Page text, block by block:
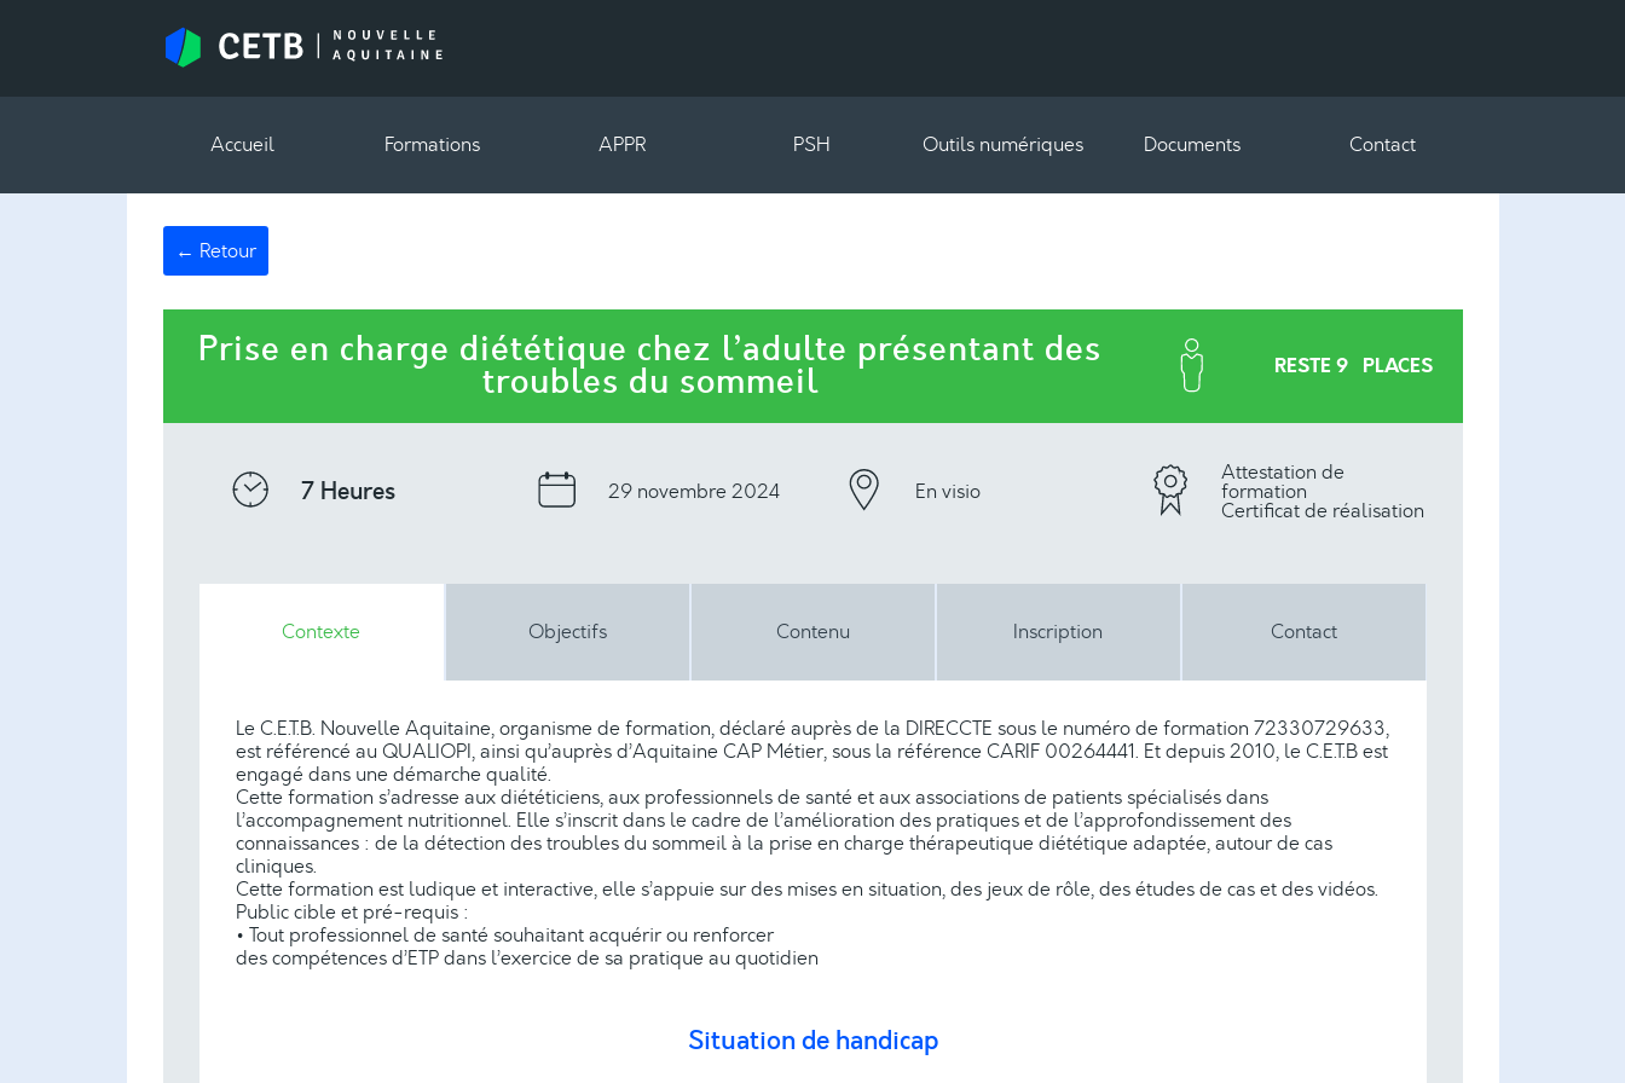
Accueil Formations APPR PSH Outils numériques Documents Contact
← Retour
Prise en charge diététique chez l’adulte présentant des
troubles du sommeil RESTE 9 PLACES
7 Heures 29 novembre 2024 En visio
Attestation de
formation
Certificat de réalisation
Contexte Objectifs Contenu Inscription Contact
Le C.E.T.B. Nouvelle Aquitaine, organisme de formation, déclaré auprès de la DIRECCTE sous le numéro de formation 72330729633,
est référencé au QUALIOPI, ainsi qu’auprès d’Aquitaine CAP Métier, sous la référence CARIF 00264441. Et depuis 2010, le C.E.T.B est
engagé dans une démarche qualité.
Cette formation s’adresse aux diététiciens, aux professionnels de santé et aux associations de patients spécialisés dans
l’accompagnement nutritionnel. Elle s’inscrit dans le cadre de l’amélioration des pratiques et de l’approfondissement des
connaissances : de la détection des troubles du sommeil à la prise en charge thérapeutique diététique adaptée, autour de cas
cliniques.
Cette formation est ludique et interactive, elle s’appuie sur des mises en situation, des jeux de rôle, des études de cas et des vidéos.
Public cible et pré-requis :
• Tout professionnel de santé souhaitant acquérir ou renforcer
des compétences d’ETP dans l’exercice de sa pratique au quotidien
Situation de handicap